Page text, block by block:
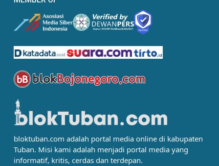
bloktuban.com adalah portal media online di kabupaten
Tuban. Misi kami adalah menjadi portal media yang
informatif, kritis, cerdas dan terdepan.